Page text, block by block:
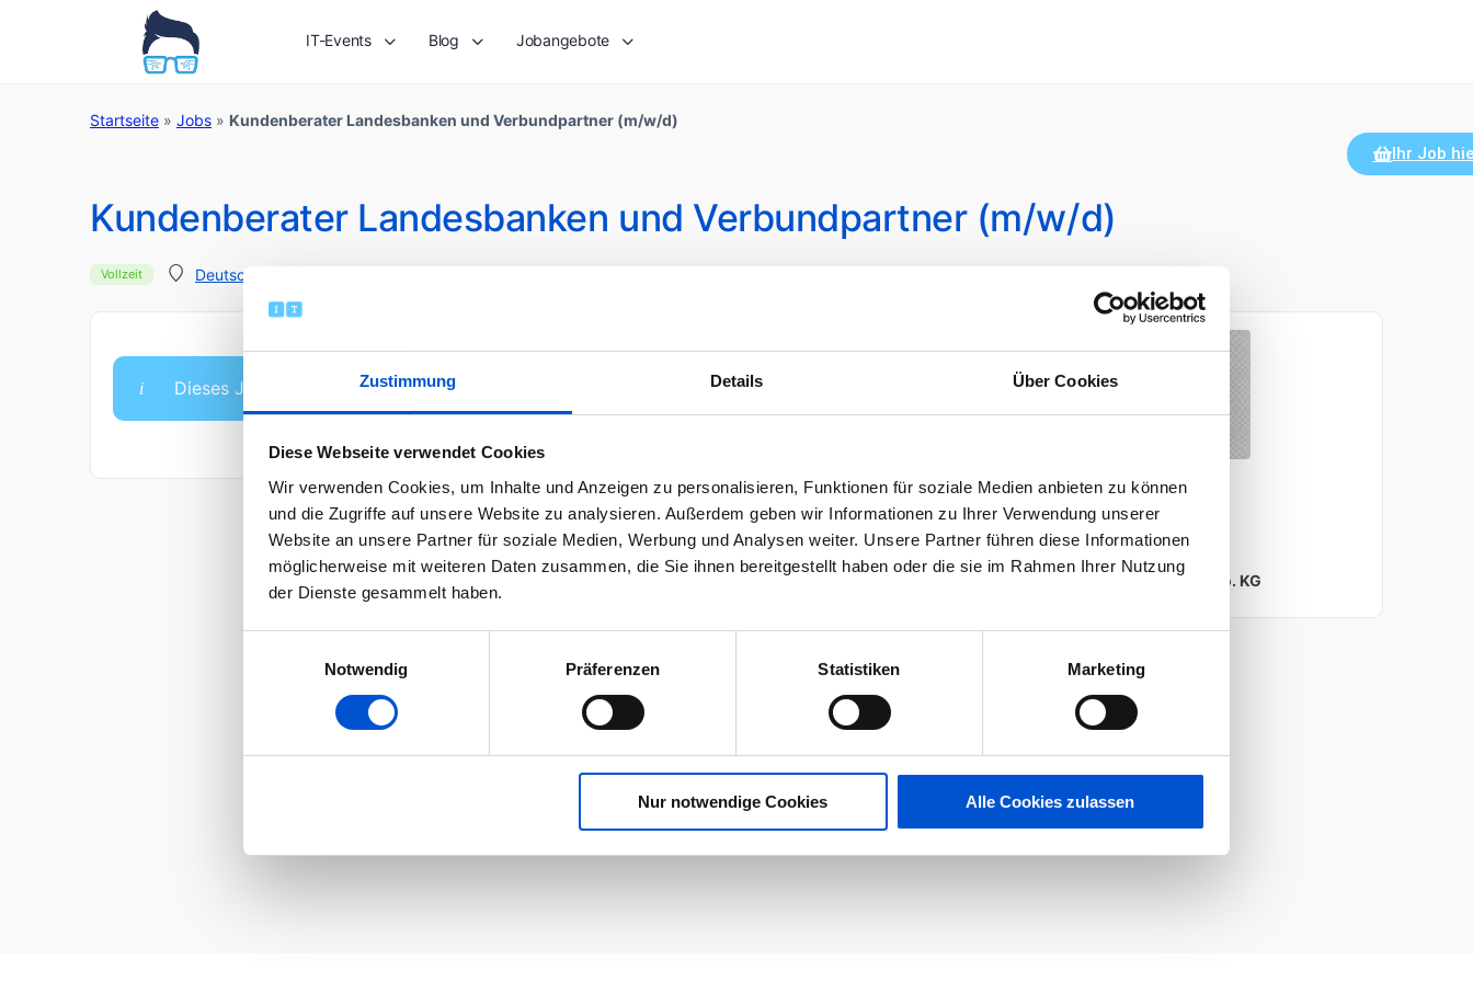
Zustimmung Details Über Cookies
Diese Webseite verwendet Cookies
Wir verwenden Cookies, um Inhalte und Anzeigen zu personalisieren, Funktionen für soziale Medien anbieten zu können
und die Zugriffe auf unsere Website zu analysieren. Außerdem geben wir Informationen zu Ihrer Verwendung unserer
Website an unsere Partner für soziale Medien, Werbung und Analysen weiter. Unsere Partner führen diese Informationen
möglicherweise mit weiteren Daten zusammen, die Sie ihnen bereitgestellt haben oder die sie im Rahmen Ihrer Nutzung
der Dienste gesammelt haben.
Notwendig
Präferenzen Statistiken Marketing
Nur notwendige Cookies Alle Cookies zulassen
IT-Events Blog Jobangebote
Startseite » Jobs » Kundenberater Landesbanken und Verbundpartner (m/w/d)
Kundenberater Landesbanken und Verbundpartner (m/w/d)
Vollzeit Deutschland
Ihr Job
Dieses Jobangebot ist abgelaufen.
KONTAKTIERE UNS
Finanz Informatik GmbH & Co. KG